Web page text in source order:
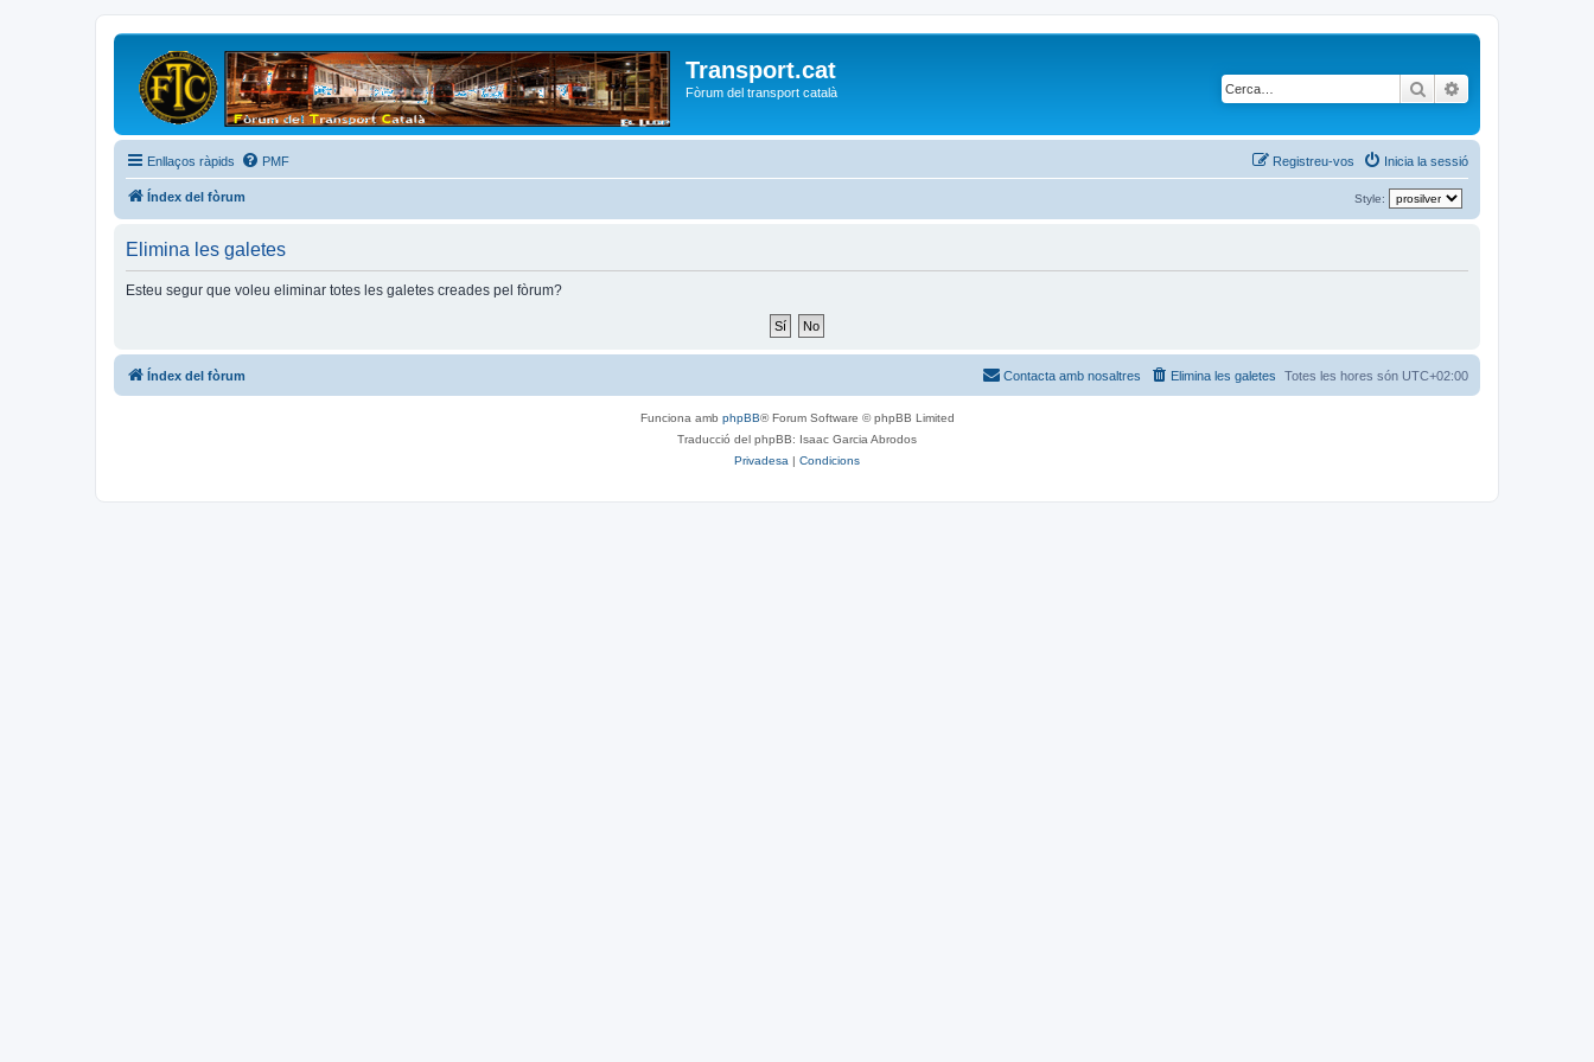
Transport.cat
Fòrum del transport català Cerca
Enllaços ràpids PMF Inicia la sessió
Registreu-vos
Índex del fòrum Style:
Elimina les galetes
Esteu segur que voleu eliminar totes les galetes creades pel fòrum?
Índex del fòrum Totes les hores són UTC+02:00
Elimina les galetes
Contacta amb nosaltres
Funciona amb phpBB® Forum Software © phpBB Limited
Traducció del phpBB: Isaac Garcia Abrodos
Privadesa | Condicions